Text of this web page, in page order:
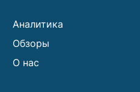
Аналитика
Обзоры
О нас